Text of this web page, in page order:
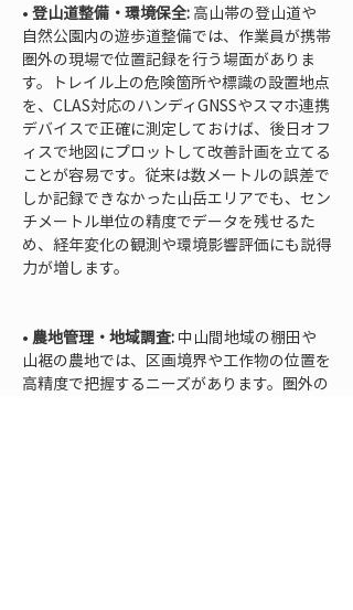
• 登山道整備・環境保全: 高山帯の登山道や
自然公園内の遊歩道整備では、作業員が携帯
圏外の現場で位置記録を行う場面がありま
す。トレイル上の危険箇所や標識の設置地点
を、CLAS対応のハンディGNSSやスマホ連携
デバイスで正確に測定しておけば、後日オフ
ィスで地図にプロットして改善計画を立てる
ことが容易です。従来は数メートルの誤差で
しか記録できなかった山岳エリアでも、セン
チメートル単位の精度でデータを残せるた
め、経年変化の観測や環境影響評価にも説得
力が増します。
• 農地管理・地域調査: 中山間地域の棚田や
山裾の農地では、区画境界や工作物の位置を
高精度で把握するニーズがあります。圏外の